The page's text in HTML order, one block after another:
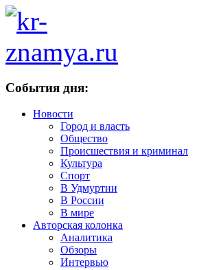
События дня:
Новости
Город и власть
Общество
Происшествия и криминал
Культура
Спорт
В Удмуртии
В России
В мире
Авторская колонка
Аналитика
Обзоры
Интервью